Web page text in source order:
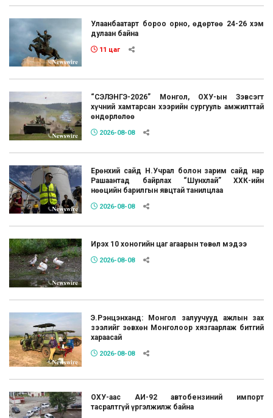
Улаанбаатарт бороо орно, өдөртөө 24-26 хэм
дулаан байна
11 цаг
“СЭЛЭНГЭ-2026” Монгол, ОХУ-ын Зэвсэгт
хүчний хамтарсан хээрийн сургууль амжилттай
өндөрлөлөө
2026-08-08
Ерөнхий сайд Н.Учрал болон зарим сайд нар
Рашаантад байрлах “Шунхлай” ХХК-ийн
нөөцийн барилгын явцтай танилцлаа
2026-08-08
Ирэх 10 хоногийн цаг агаарын төвөл мэдээ
2026-08-08
Э.Рэнцэнханд: Монгол залуучууд ажлын зах
зээлийг зөвхөн Монголоор хязгаарлаж битгий
хараасай
2026-08-08
ОХУ-аас АИ-92 автобензиний импорт
тасралтгүй үргэлжилж байна